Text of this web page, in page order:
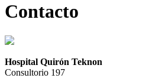
Contacto
Hospital Quirón Teknon
Consultorio 197